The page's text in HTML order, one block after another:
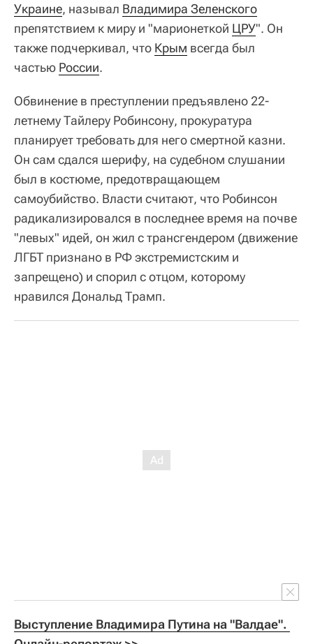
Украине, называл Владимира Зеленского
препятствием к миру и "марионеткой ЦРУ". Он
также подчеркивал, что Крым всегда был
частью России.
Обвинение в преступлении предъявлено 22-
летнему Тайлеру Робинсону, прокуратура
планирует требовать для него смертной казни.
Он сам сдался шерифу, на судебном слушании
был в костюме, предотвращающем
самоубийство. Власти считают, что Робинсон
радикализировался в последнее время на почве
"левых" идей, он жил с трансгендером (движение
ЛГБТ признано в РФ экстремистским и
запрещено) и спорил с отцом, которому
нравился Дональд Трамп.
Выступление Владимира Путина на "Валдае".